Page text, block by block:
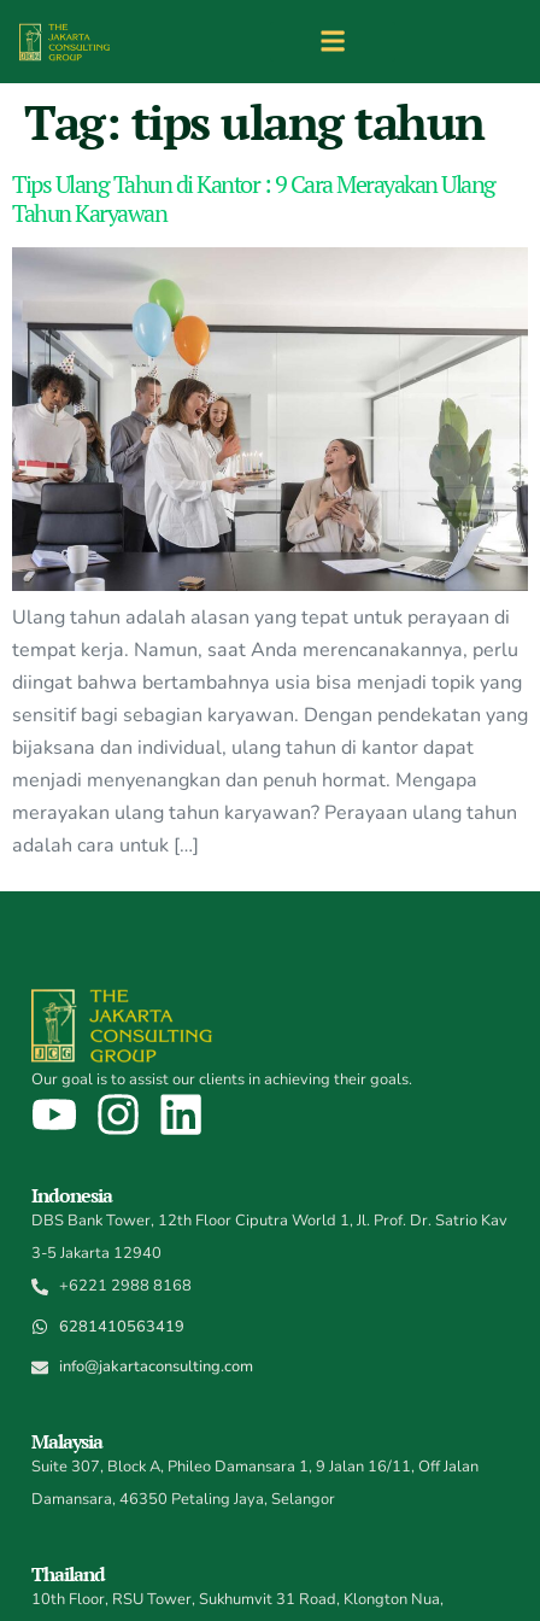
Tag: tips ulang tahun
Tips Ulang Tahun di Kantor : 9 Cara Merayakan Ulang
Tahun Karyawan
Ulang tahun adalah alasan yang tepat untuk perayaan di
tempat kerja. Namun, saat Anda merencanakannya, perlu
diingat bahwa bertambahnya usia bisa menjadi topik yang
sensitif bagi sebagian karyawan. Dengan pendekatan yang
bijaksana dan individual, ulang tahun di kantor dapat
menjadi menyenangkan dan penuh hormat. Mengapa
merayakan ulang tahun karyawan? Perayaan ulang tahun
adalah cara untuk […]
Our goal is to assist our clients in achieving their goals.
Indonesia
DBS Bank Tower, 12th Floor Ciputra World 1, Jl. Prof. Dr. Satrio Kav
3-5 Jakarta 12940
+6221 2988 8168
6281410563419
info@jakartaconsulting.com
Malaysia
Suite 307, Block A, Phileo Damansara 1, 9 Jalan 16/11, Off Jalan
Damansara, 46350 Petaling Jaya, Selangor
Thailand
10th Floor, RSU Tower, Sukhumvit 31 Road, Klongton Nua,